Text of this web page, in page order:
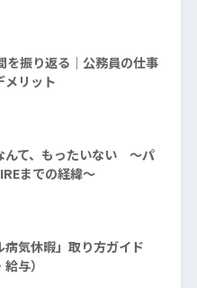
を振り返る｜公務員の仕事
メリット
んて、もったいない ～パ
までの経緯～
病気休暇」取り方ガイド
与）